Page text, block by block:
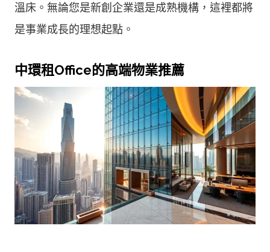
溫床。無論您是新創企業還是成熟機構，這裡都將
是事業成長的理想起點。
中環租Office的高端物業推薦